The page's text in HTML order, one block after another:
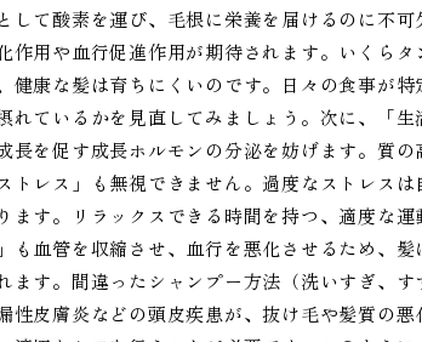
して酸素を運び、毛根に栄養を届けるのに不
作用や血行促進作用が期待されます。いくら
健康な髪は育ちにくいのです。日々の食事が
れているかを見直してみましょう。次に、「
長を促す成長ホルモンの分泌を妨げます。質
ストレス」も無視できません。過度なストレス
ます。リラックスできる時間を持つ、適度な
も血管を収縮させ、血行を悪化させるため、
ます。間違ったシャンプー方法（洗いすぎ、
性皮膚炎などの頭皮疾患が、抜け毛や髪質の